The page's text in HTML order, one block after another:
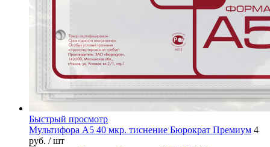
Быстрый просмотр
Мультифора А5 40 мкр. тиснение Бюрократ Премиум 4
руб. / шт